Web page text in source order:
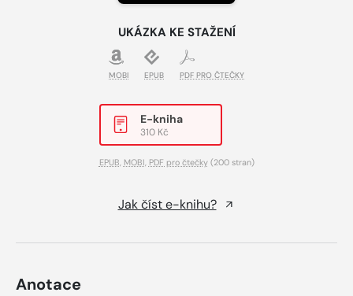
UKÁZKA KE STAŽENÍ
MOBI EPUB PDF PRO ČTEČKY
E-kniha
310 Kč
EPUB MOBI PDF pro čtečky(200 stran)
Jak číst e-knihu?
Anotace